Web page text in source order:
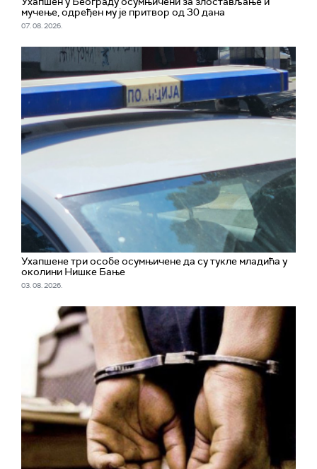
мучење, одређен му је притвор од 30 дана
07. 08. 2026.
Ухапшенe три особе осумњичене да су тукле младића у
околини Нишке Бање
03. 08. 2026.